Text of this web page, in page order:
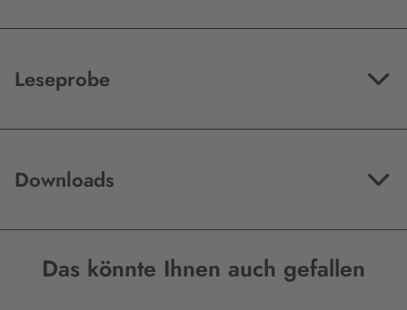
Leseprobe
Downloads
Das könnte Ihnen auch gefallen